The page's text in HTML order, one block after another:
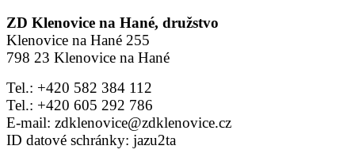
ZD Klenovice na Hané, družstvo
Klenovice na Hané 255
798 23 Klenovice na Hané
Tel.: +420 582 384 112
Tel.: +420 605 292 786
E-mail: zdklenovice@zdklenovice.cz
ID datové schránky: jazu2ta